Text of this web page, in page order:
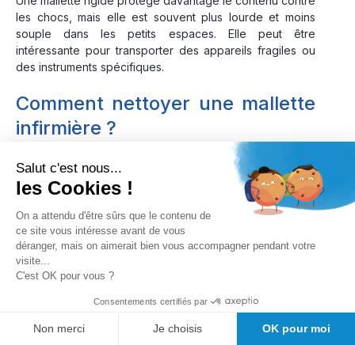
les chocs, mais elle est souvent plus lourde et moins
souple dans les petits espaces. Elle peut être
intéressante pour transporter des appareils fragiles ou
des instruments spécifiques.
Comment nettoyer une mallette
infirmière ?
Le nettoyage doit respecter les recommandations du
fabricant. Certains tissus supportent un essuyage
humide, tandis que le cuir, les mousses et les
revêtements techniques nécessitent des produits
spécifiques.
Videz complètement la mallette.
Éliminez les déchets dans les filières
Retirez les séparateurs et pochettes
amovibles.
Salut c'est nous...
les Cookies !
On a attendu d'être sûrs que le contenu de
ce site vous intéresse avant de vous
déranger, mais on aimerait bien vous accompagner pendant votre
visite...
C'est OK pour vous ?
Consentements certifiés par
Non merci Je choisis OK pour moi